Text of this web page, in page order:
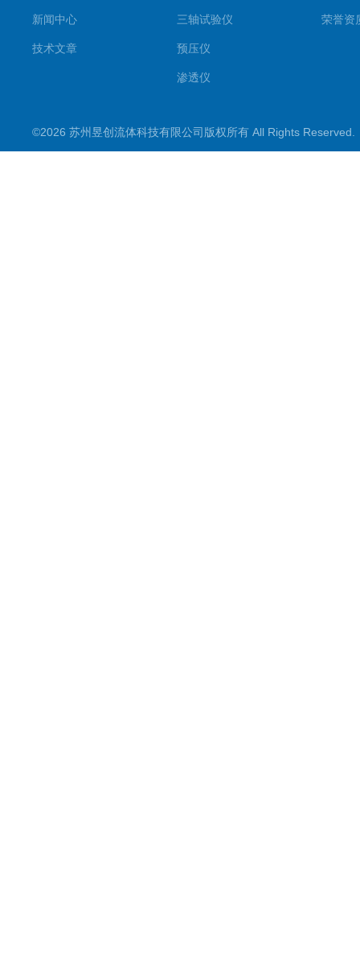
新闻中心
技术文章
三轴试验仪
预压仪
渗透仪
无侧限压力仪
荣誉资
©2026 苏州昱创流体科技有限公司版权所有 All Rights